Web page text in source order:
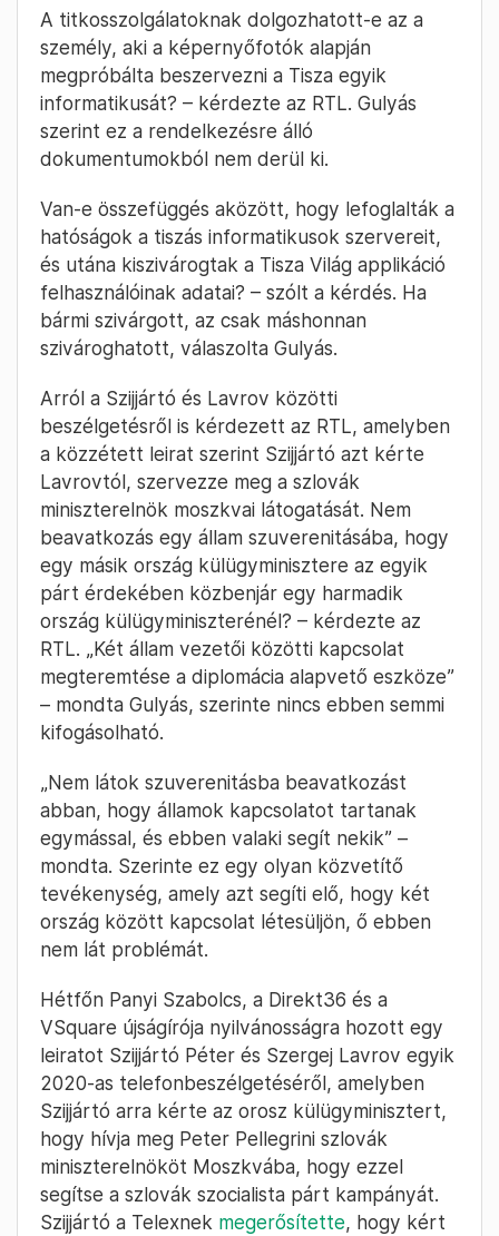
A titkosszolgálatoknak dolgozhatott-e az a
személy, aki a képernyőfotók alapján
megpróbálta beszervezni a Tisza egyik
informatikusát? – kérdezte az RTL. Gulyás
szerint ez a rendelkezésre álló
dokumentumokból nem derül ki.
Van-e összefüggés aközött, hogy lefoglalták a
hatóságok a tiszás informatikusok szervereit,
és utána kiszivárogtak a Tisza Világ applikáció
felhasználóinak adatai? – szólt a kérdés. Ha
bármi szivárgott, az csak máshonnan
szivároghatott, válaszolta Gulyás.
Arról a Szijjártó és Lavrov közötti
beszélgetésről is kérdezett az RTL, amelyben
a közzétett leirat szerint Szijjártó azt kérte
Lavrovtól, szervezze meg a szlovák
miniszterelnök moszkvai látogatását. Nem
beavatkozás egy állam szuverenitásába, hogy
egy másik ország külügyminisztere az egyik
párt érdekében közbenjár egy harmadik
ország külügyminiszterénél? – kérdezte az
RTL. „Két állam vezetői közötti kapcsolat
megteremtése a diplomácia alapvető eszköze”
– mondta Gulyás, szerinte nincs ebben semmi
kifogásolható.
„Nem látok szuverenitásba beavatkozást
abban, hogy államok kapcsolatot tartanak
egymással, és ebben valaki segít nekik” –
mondta. Szerinte ez egy olyan közvetítő
tevékenység, amely azt segíti elő, hogy két
ország között kapcsolat létesüljön, ő ebben
nem lát problémát.
Hétfőn Panyi Szabolcs, a Direkt36 és a
VSquare újságírója nyilvánosságra hozott egy
leiratot Szijjártó Péter és Szergej Lavrov egyik
2020-as telefonbeszélgetéséről, amelyben
Szijjártó arra kérte az orosz külügyminisztert,
hogy hívja meg Peter Pellegrini szlovák
miniszterelnököt Moszkvába, hogy ezzel
segítse a szlovák szocialista párt kampányát.
Szijjártó a Telexnek megerősítette, hogy kért